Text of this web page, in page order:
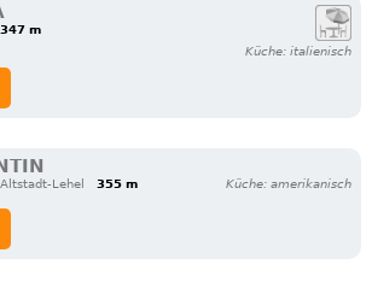
347 m
Küche: italienisch
Lehel 355 m Küche: amerikanisch